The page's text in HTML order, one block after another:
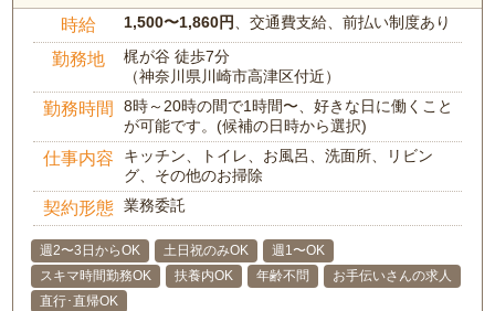
時給 1,500〜1,860円、交通費支給、前払い制度あり
勤務地
梶が谷 徒歩7分
（神奈川県川崎市高津区付近）
勤務時間
8時～20時の間で1時間〜、好きな日に働くこと
が可能です。(候補の日時から選択)
仕事内容
キッチン、トイレ、お風呂、洗面所、リビン
グ、その他のお掃除
契約形態 業務委託
週2〜3日からOK 土日祝のみOK
週1〜OK
スキマ時間勤務OK
扶養内OK 年齢不問
お手伝いさんの求人
直行･直帰OK